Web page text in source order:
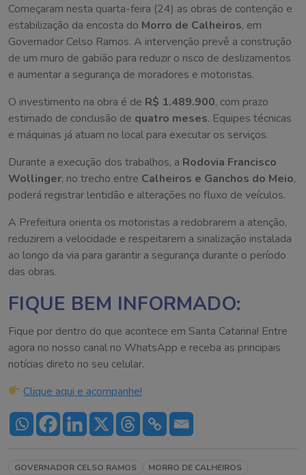
Começaram nesta quarta-feira (24) as obras de contenção e
estabilização da encosta do Morro de Calheiros, em
Governador Celso Ramos. A intervenção prevê a construção
de um muro de gabião para reduzir o risco de deslizamentos
e aumentar a segurança de moradores e motoristas.
O investimento na obra é de R$ 1.489.900, com prazo
estimado de conclusão de quatro meses. Equipes técnicas
e máquinas já atuam no local para executar os serviços.
Durante a execução dos trabalhos, a Rodovia Francisco
Wollinger, no trecho entre Calheiros e Ganchos do Meio,
poderá registrar lentidão e alterações no fluxo de veículos.
A Prefeitura orienta os motoristas a redobrarem a atenção,
reduzirem a velocidade e respeitarem a sinalização instalada
ao longo da via para garantir a segurança durante o período
das obras.
FIQUE BEM INFORMADO:
Fique por dentro do que acontece em Santa Catarina! Entre
agora no nosso canal no WhatsApp e receba as principais
notícias direto no seu celular.
Clique aqui e acompanhe!
GOVERNADOR CELSO RAMOS
MORRO DE CALHEIROS